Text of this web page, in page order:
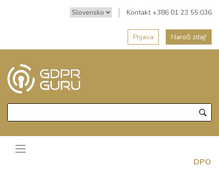
Kontakt +386 01 23 55 036
Prijava Naroči zdaj!
DPO